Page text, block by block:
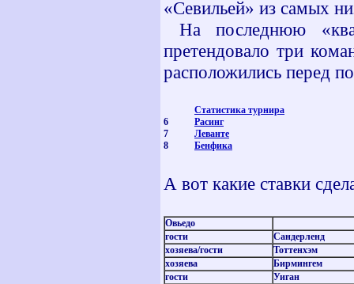
«Севильей» из самых
На последнюю
претендовало три
расположились перед
Статистика турнира
6
Расинг
7
Леванте
8
Бенфика
А вот какие ставки
Овьедо
гости
Сандерленд
хозяева/гости
Тоттенхэм
хозяева
Бирмингем
гости
Уиган